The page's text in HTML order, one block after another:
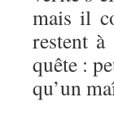
mais il
restent
quête :
qu’un